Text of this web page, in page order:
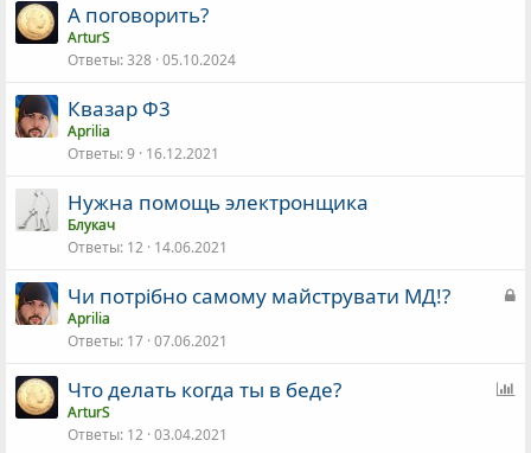
А поговорить?
ArturS
Ответы 328 05.10.2024
Квазар Ф3
Aprilia
Ответы 9 16.12.2021
Нужна помощь электронщика
Блукач
Ответы 12 14.06.2021
З
ы
Чи потрібно самому майструвати МД!?
Aprilia
Ответы 17 07.06.2021
Что делать когда ты в беде?
ArturS
Ответы 12 03.04.2021